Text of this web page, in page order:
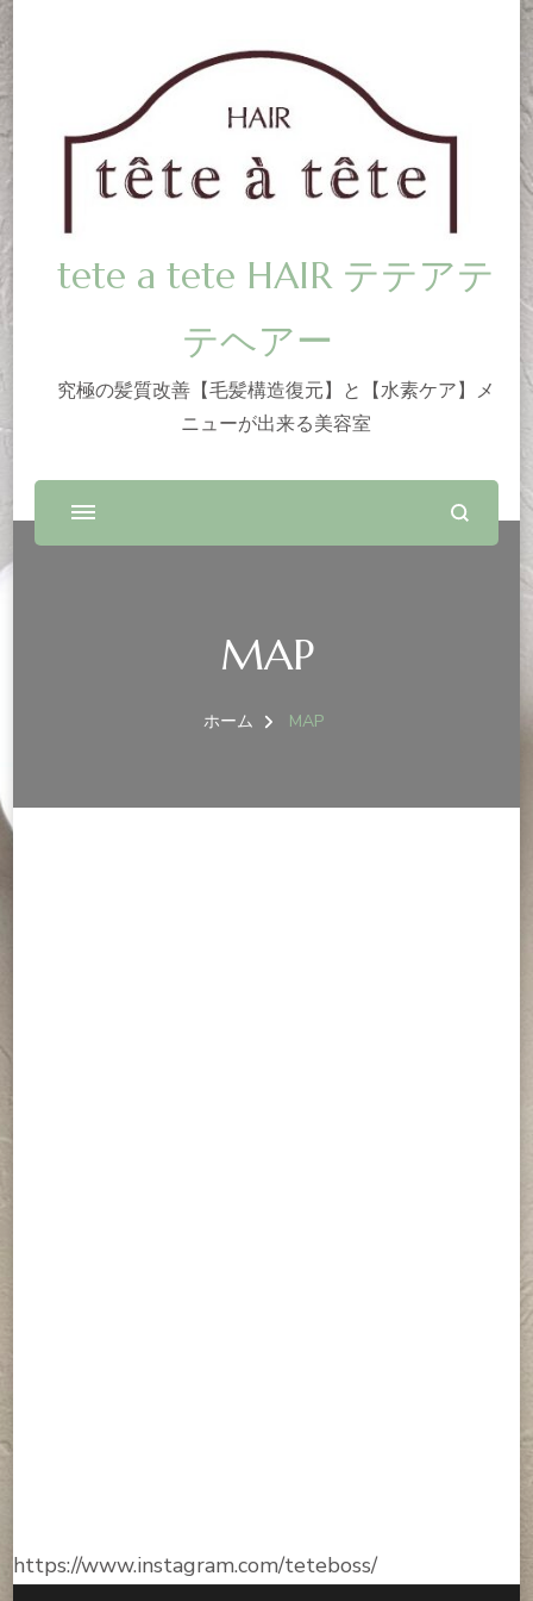
tete a tete HAIR テテアテ
テヘアー
究極の髪質改善【毛髪構造復元】と【水素ケア】メ
ニューが出来る美容室
MAP
ホーム MAP
https://www.instagram.com/teteboss/